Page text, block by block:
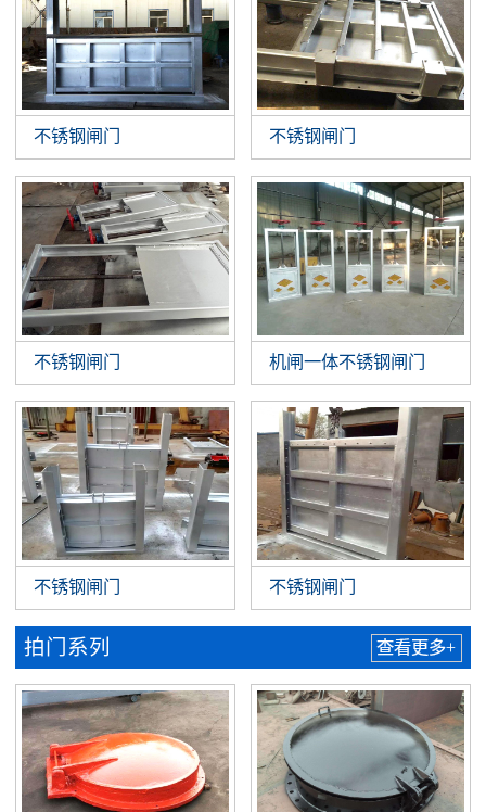
不锈钢闸门 不锈钢闸门
不锈钢闸门 机闸一体不锈钢闸门
不锈钢闸门 不锈钢闸门
拍门系列 查看更多+